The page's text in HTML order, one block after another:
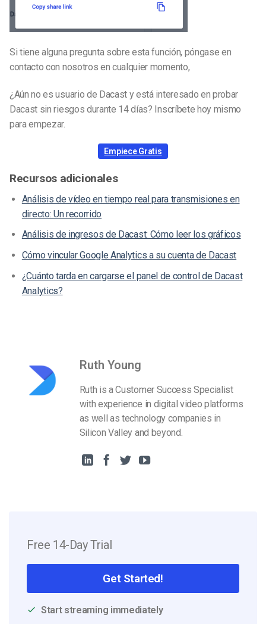
Si tiene alguna pregunta sobre esta función, póngase en
contacto con nosotros en cualquier momento,
¿Aún no es usuario de Dacast y está interesado en probar
Dacast sin riesgos durante 14 días? Inscríbete hoy mismo
para empezar.
Empiece Gratis
Recursos adicionales
Análisis de vídeo en tiempo real para transmisiones en
directo: Un recorrido
Análisis de ingresos de Dacast: Cómo leer los gráficos
Cómo vincular Google Analytics a su cuenta de Dacast
¿Cuánto tarda en cargarse el panel de control de Dacast
Analytics?
Ruth Young
Ruth is a Customer Success Specialist
with experience in digital video platforms
as well as technology companies in
Silicon Valley and beyond.
Free 14-Day Trial
Get Started!
Start streaming immediately